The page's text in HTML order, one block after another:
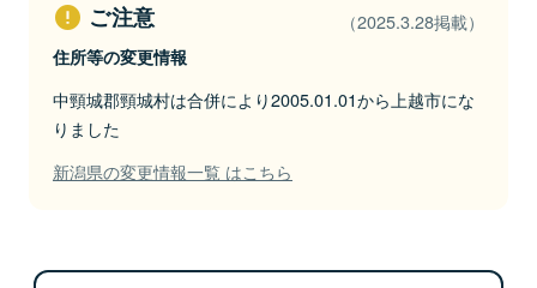
ご注意 （2025.3.28掲載）
住所等の変更情報
中頸城郡頸城村は合併により2005.01.01から上越市にな
りました
新潟県の変更情報一覧 はこちら